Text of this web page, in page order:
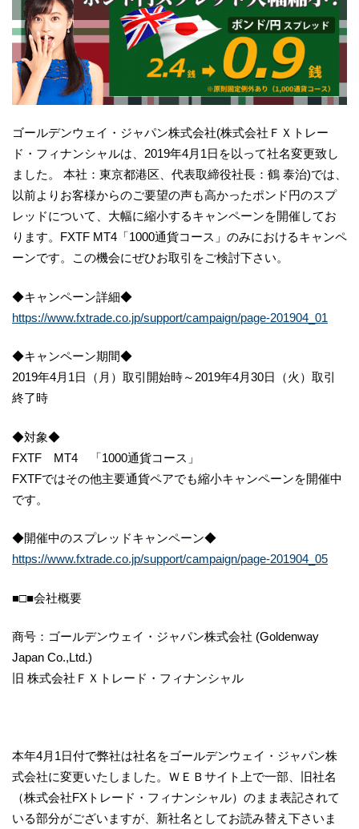
ゴールデンウェイ・ジャパン株式会社(株式会社ＦＸトレー
ド・フィナンシャルは、2019年4月1日を以って社名変更致し
ました。 本社：東京都港区、代表取締役社長：鶴 泰治)では、
以前よりお客様からのご要望の声も高かったポンド円のスプ
レッドについて、大幅に縮小するキャンペーンを開催してお
ります。FXTF MT4「1000通貨コース」のみにおけるキャンペ
ーンです。この機会にぜひお取引をご検討下さい。
◆キャンペーン詳細◆
https://www.fxtrade.co.jp/support/campaign/page-201904_01
◆キャンペーン期間◆
2019年4月1日（月）取引開始時～2019年4月30日（火）取引
終了時
◆対象◆
FXTF MT4 「1000通貨コース」
FXTFではその他主要通貨ペアでも縮小キャンペーンを開催中
です。
◆開催中のスプレッドキャンペーン◆
https://www.fxtrade.co.jp/support/campaign/page-201904_05
■□■会社概要
商号：ゴールデンウェイ・ジャパン株式会社 (Goldenway
Japan Co.,Ltd.)
旧 株式会社ＦＸトレード・フィナンシャル
本年4月1日付で弊社は社名をゴールデンウェイ・ジャパン株
式会社に変更いたしました。ＷＥＢサイト上で一部、旧社名
（株式会社FXトレード・フィナンシャル）のまま表記されて
いる部分がございますが、新社名としてお読み替え下さいま